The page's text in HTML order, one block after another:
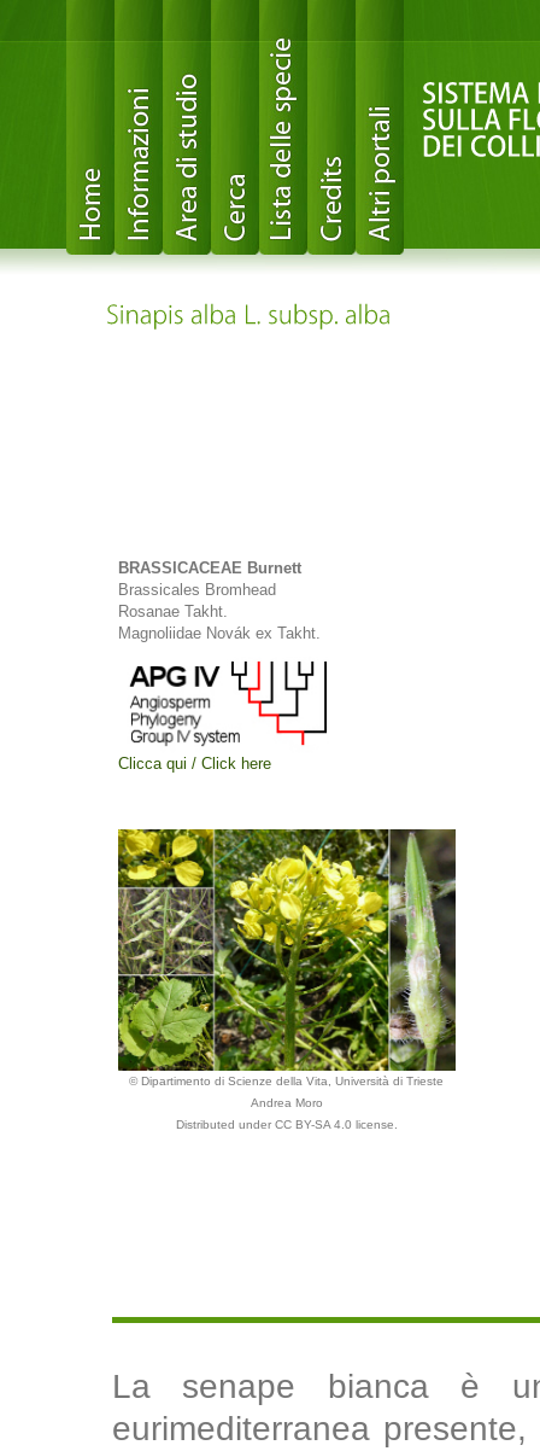
BRASSICACEAE Burnett
Brassicales Bromhead
Rosanae Takht.
Magnoliidae Novák ex Takht.
Clicca qui / Click here
© Dipartimento di Scienze della Vita, Università di Trieste
Andrea Moro
Distributed under CC BY-SA 4.0 license.
La senape bianca è
eurimediterranea